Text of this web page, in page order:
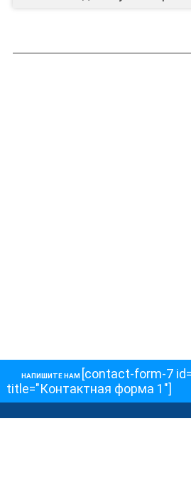
ЛИЦА КАНАЛА
НАПИШИТЕ НАМ [contact-form-7
title="Контактная форма 1"]